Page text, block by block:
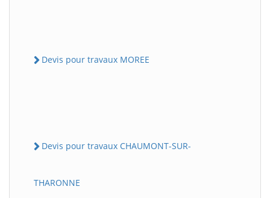
Devis pour travaux MOREE
Devis pour travaux CHAUMONT-SUR-
THARONNE